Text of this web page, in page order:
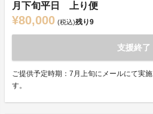
月下旬平日 上り便
¥80,000 (税込)残り9
支援終了
ご提供予定時期：7月上旬にメールにて実
す。